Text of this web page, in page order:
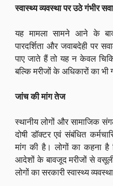
स्वास्थ्य व्यवस्था पर उठे गंभीर
यह मामला सामने आने के
पारदर्शिता और जवाबदेही पर
पाए जाते हैं तो यह न केवल
बल्कि मरीजों के अधिकारों का भी
जांच की मांग तेज
स्थानीय लोगों और सामाजिक
दोषी डॉक्टर एवं संबंधित
मांग की है। लोगों का कहना
आदेशों के बावजूद मरीजों से
लोगों का सरकारी स्वास्थ्य